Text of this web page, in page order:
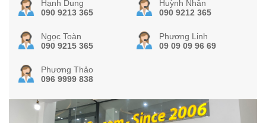
Hạnh Dung
090 9213 365
Huỳnh Nhân
090 9212 365
Ngọc Toàn
090 9215 365
Phương Linh
09 09 09 96 69
Phương Thảo
096 9999 838